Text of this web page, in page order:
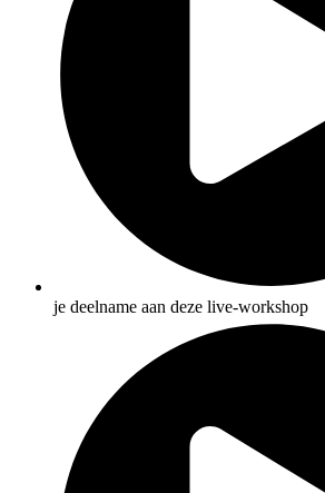
je deelname aan deze live-workshop